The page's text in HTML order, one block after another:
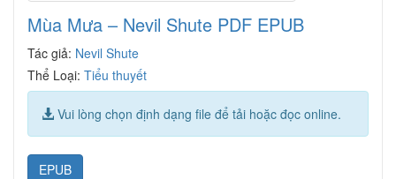
Mùa Mưa – Nevil Shute PDF EPUB
Tác giả: Nevil Shute
Thể Loại: Tiểu thuyết
Vui lòng chọn định dạng file để tải hoặc đọc online.
EPUB